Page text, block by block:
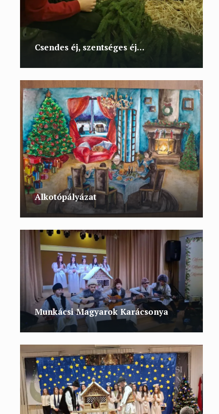
Csendes éj, szentséges éj…
Alkotópályázat
Munkácsi Magyarok Karácsonya